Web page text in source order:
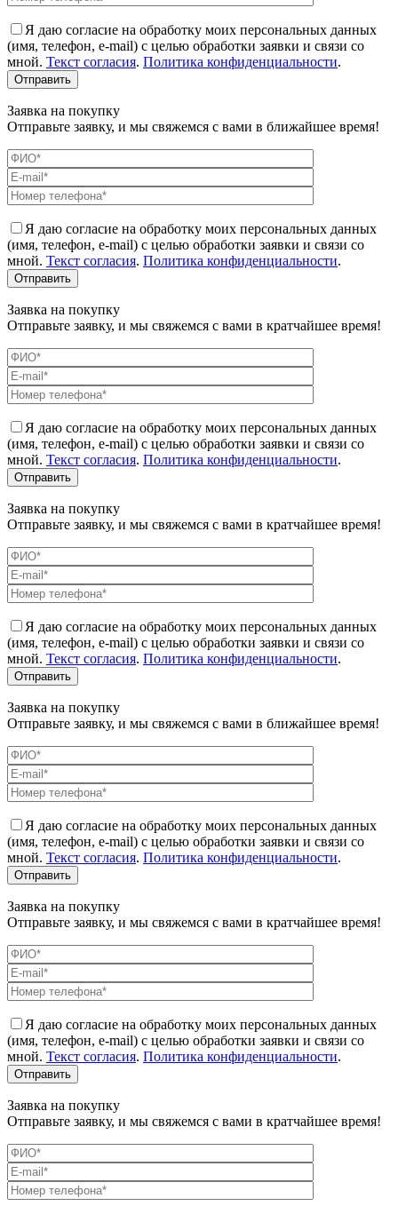
Я даю согласие на обработку моих персональных данных
(имя, телефон, e-mail) с целью обработки заявки и связи со
мной. Текст согласия. Политика конфиденциальности.
Заявка на покупку
Отправьте заявку, и мы свяжемся с вами в ближайшее время!
Я даю согласие на обработку моих персональных данных
(имя, телефон, e-mail) с целью обработки заявки и связи со
мной. Текст согласия. Политика конфиденциальности.
Заявка на покупку
Отправьте заявку, и мы свяжемся с вами в кратчайшее время!
Я даю согласие на обработку моих персональных данных
(имя, телефон, e-mail) с целью обработки заявки и связи со
мной. Текст согласия. Политика конфиденциальности.
Заявка на покупку
Отправьте заявку, и мы свяжемся с вами в кратчайшее время!
Я даю согласие на обработку моих персональных данных
(имя, телефон, e-mail) с целью обработки заявки и связи со
мной. Текст согласия. Политика конфиденциальности.
Заявка на покупку
Отправьте заявку, и мы свяжемся с вами в ближайшее время!
Я даю согласие на обработку моих персональных данных
(имя, телефон, e-mail) с целью обработки заявки и связи со
мной. Текст согласия. Политика конфиденциальности.
Заявка на покупку
Отправьте заявку, и мы свяжемся с вами в кратчайшее время!
Я даю согласие на обработку моих персональных данных
(имя, телефон, e-mail) с целью обработки заявки и связи со
мной. Текст согласия. Политика конфиденциальности.
Заявка на покупку
Отправьте заявку, и мы свяжемся с вами в кратчайшее время!